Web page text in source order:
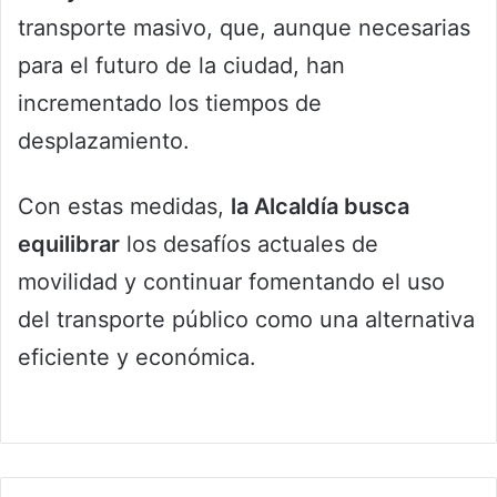
transporte masivo, que, aunque necesarias
para el futuro de la ciudad, han
incrementado los tiempos de
desplazamiento.
Con estas medidas, la Alcaldía busca
equilibrar los desafíos actuales de
movilidad y continuar fomentando el uso
del transporte público como una alternativa
eficiente y económica.